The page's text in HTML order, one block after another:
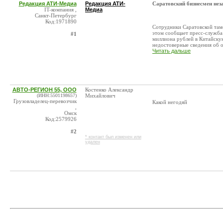
Редакция АТИ-Медиа
IT-компания ,
Санкт-Петербург
Код:1971890
#1
Редакция АТИ-
Медиа
Саратовский бизнесмен
Сотрудники Саратовской
этом сообщает пресс-
миллиона рублей в
недостоверные сведения об
Читать дальше
АВТО-РЕГИОН 55, ООО
(ИНН:5501198657)
Грузовладелец-перевозчик
Омск
Код:2579926
#2
Костенко Александр
Михайлович
* контакт был изменен или
удален
Какой негодяй